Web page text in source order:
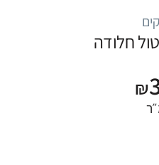
חלודה
₪